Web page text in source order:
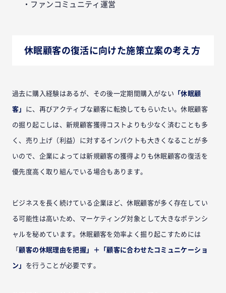
・ファンコミュニティ運営
休眠顧客の復活に向けた施策立案の考え方
過去に購入経験はあるが、その後一定期間購入がない 「休眠顧
客」 に、再びアクティブな顧客に転換してもらいたい。休眠顧客
の掘り起こしは、新規顧客獲得コストよりも少なく済むことも多
く、売り上げ（利益）に対するインパクトも大きくなることが多
いので、企業によっては新規顧客の獲得よりも休眠顧客の復活を
優先度高く取り組んでいる場合もあります。
ビジネスを長く続けている企業ほど、休眠顧客が多く存在してい
る可能性は高いため、マーケティング対象として大きなポテンシ
ャルを秘めています。休眠顧客を効率よく掘り起こすためには
「顧客の休眠理由を把握」＋「顧客に合わせたコミュニケーショ
ン」 を行うことが必要です。